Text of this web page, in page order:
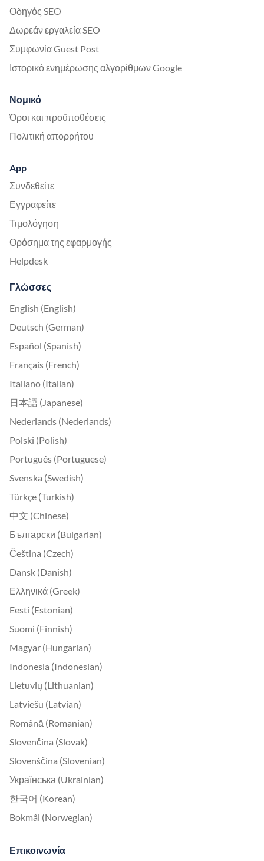
Οδηγός SEO
Δωρεάν εργαλεία SEO
Συμφωνία Guest Post
Ιστορικό ενημέρωσης αλγορίθμων Google
Νομικό
Όροι και προϋποθέσεις
Πολιτική απορρήτου
App
Συνδεθείτε
Εγγραφείτε
Τιμολόγηση
Ορόσημα της εφαρμογής
Helpdesk
Γλώσσες
English (English)
Deutsch (German)
Español (Spanish)
Français (French)
Italiano (Italian)
日本語 (Japanese)
Nederlands (Nederlands)
Polski (Polish)
Português (Portuguese)
Svenska (Swedish)
Türkçe (Turkish)
中文 (Chinese)
Български (Bulgarian)
Čeština (Czech)
Dansk (Danish)
Ελληνικά (Greek)
Eesti (Estonian)
Suomi (Finnish)
Magyar (Hungarian)
Indonesia (Indonesian)
Lietuvių (Lithuanian)
Latviešu (Latvian)
Română (Romanian)
Slovenčina (Slovak)
Slovenščina (Slovenian)
Українська (Ukrainian)
한국어 (Korean)
Bokmål (Norwegian)
Επικοινωνία